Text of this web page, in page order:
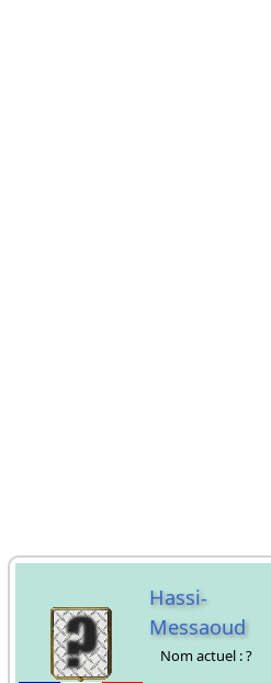
Hassi-
Messaoud
Nom actuel : ?